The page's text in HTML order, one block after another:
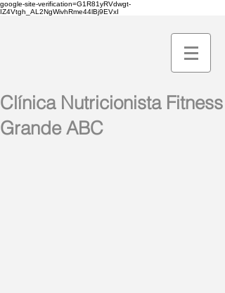
google-site-verification=G1R81yRVdwgt-
IZ4Vtgh_AL2NgWivhRme44lBj9EVxI
Clínica Nutricionista Fitness
Grande ABC​